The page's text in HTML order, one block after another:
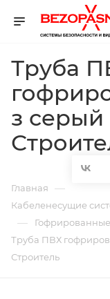
Труба
з серый
Главная —
Кабеленесущие
— Гофрированные
Труба ПВХ
Строитель